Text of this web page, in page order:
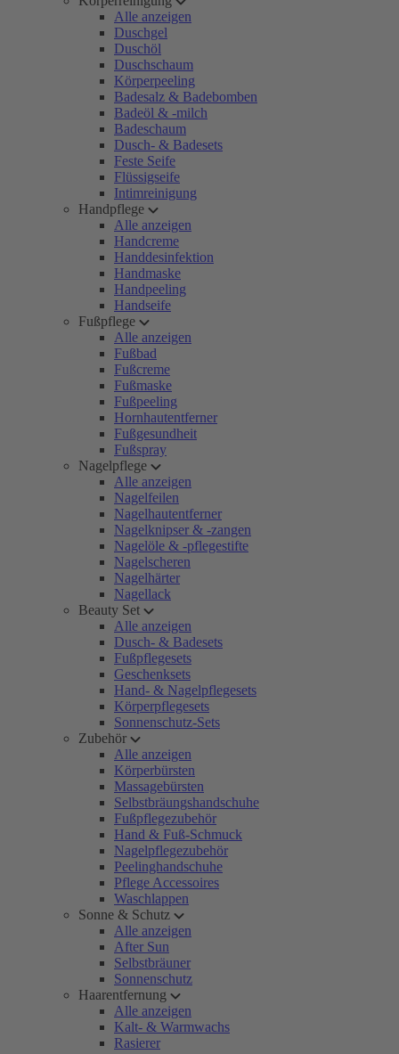
Alle anzeigen
Duschgel
Duschöl
Duschschaum
Körperpeeling
Badesalz & Badebomben
Badeöl & -milch
Badeschaum
Dusch- & Badesets
Feste Seife
Flüssigseife
Intimreinigung
Handpflege
Alle anzeigen
Handcreme
Handdesinfektion
Handmaske
Handpeeling
Handseife
Fußpflege
Alle anzeigen
Fußbad
Fußcreme
Fußmaske
Fußpeeling
Hornhautentferner
Fußgesundheit
Fußspray
Nagelpflege
Alle anzeigen
Nagelfeilen
Nagelhautentferner
Nagelknipser & -zangen
Nagelöle & -pflegestifte
Nagelscheren
Nagelhärter
Nagellack
Beauty Set
Alle anzeigen
Dusch- & Badesets
Fußpflegesets
Geschenksets
Hand- & Nagelpflegesets
Körperpflegesets
Sonnenschutz-Sets
Zubehör
Alle anzeigen
Körperbürsten
Massagebürsten
Selbstbräungshandschuhe
Fußpflegezubehör
Hand & Fuß-Schmuck
Nagelpflegezubehör
Peelinghandschuhe
Pflege Accessoires
Waschlappen
Sonne & Schutz
Alle anzeigen
After Sun
Selbstbräuner
Sonnenschutz
Haarentfernung
Alle anzeigen
Kalt- & Warmwachs
Rasierer